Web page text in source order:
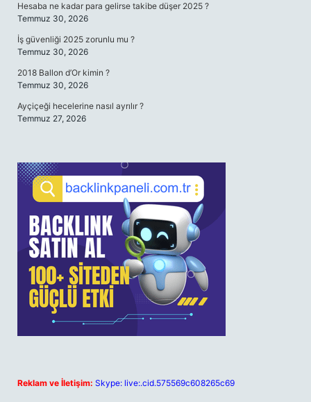
Hesaba ne kadar para gelirse takibe düşer 2025 ?
Temmuz 30, 2026
İş güvenliği 2025 zorunlu mu ?
Temmuz 30, 2026
2018 Ballon d’Or kimin ?
Temmuz 30, 2026
Ayçiçeği hecelerine nasıl ayrılır ?
Temmuz 27, 2026
Reklam ve İletişim: Skype: live:.cid.575569c608265c69